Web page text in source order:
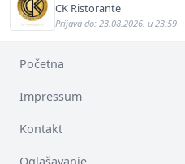
CK Ristorante
Prijava do: 23.08.2026. u 23:59
Početna
Impressum
Kontakt